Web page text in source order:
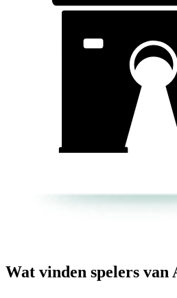
Wat vinden spelers van